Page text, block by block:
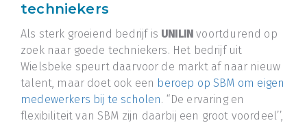
techniekers
Als sterk groeiend bedrijf is UNILIN voortdurend op
zoek naar goede techniekers. Het bedrijf uit
Wielsbeke speurt daarvoor de markt af naar nieuw
talent, maar doet ook een beroep op SBM om eigen
medewerkers bij te scholen. “De ervaring en
flexibiliteit van SBM zijn daarbij een groot voordeel’’,